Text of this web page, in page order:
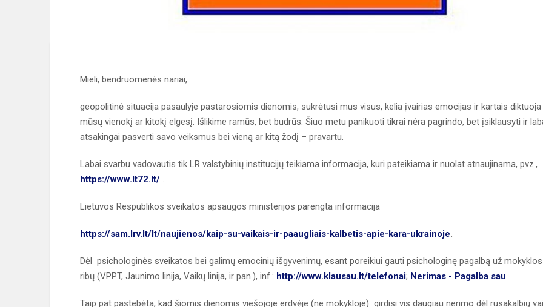
Mieli, bendruomenės nariai,
geopolitinė situacija pasaulyje pastarosiomis dienomis, sukrėtusi mus visus, kelia įvairias emocijas ir kartais diktuoja
mūsų vienokį ar kitokį elgesį. Išlikime ramūs, bet budrūs. Šiuo metu panikuoti tikrai nėra pagrindo, bet įsiklausyti ir
atsakingai pasverti savo veiksmus bei vieną ar kitą žodį – pravartu.
Labai svarbu vadovautis tik LR valstybinių institucijų teikiama informacija, kuri pateikiama ir nuolat atnaujinama, pvz.,
https://www.lt72.lt/ .
Lietuvos Respublikos sveikatos apsaugos ministerijos parengta informacija
https://sam.lrv.lt/lt/naujienos/kaip-su-vaikais-ir-paaugliais-kalbetis-apie-kara-ukrainoje.
Dėl psichologinės sveikatos bei galimų emocinių išgyvenimų, esant poreikiui gauti psichologinę pagalbą už mokyklos
ribų (VPPT, Jaunimo linija, Vaikų linija, ir pan.), inf.: http://www.klausau.lt/telefonai; Nerimas - Pagalba sau.
Taip pat pastebėta, kad šiomis dienomis viešojoje erdvėje (ne mokykloje) girdisi vis daugiau nerimo dėl rusakalbių